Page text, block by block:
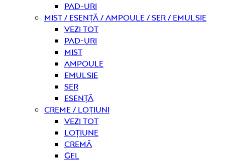
Pad-uri
Mist / Esență / Ampoule / Ser / Emulsie
Vezi tot
Pad-uri
Mist
Ampoule
Emulsie
Ser
Esență
Creme / Loțiuni
Vezi tot
Loțiune
Cremă
Gel